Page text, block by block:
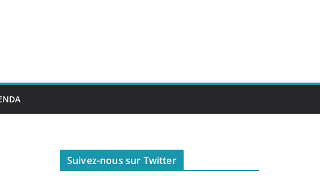
Suivez-nous sur Twitter